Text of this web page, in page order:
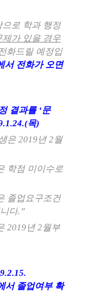
으로 학과 행정
제가 있을 경우
화드릴 예정입
서 전화가 오면
결과를 ‘문
목)
은 2019년2월
학점 미이수로
졸업요구조건
다.”
2019년2월부
서 졸업여부 확